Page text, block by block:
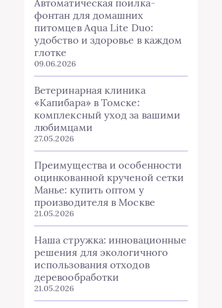
Автоматическая поилка-
фонтан для домашних
питомцев Aqua Lite Duo:
удобство и здоровье в каждом
глотке
09.06.2026
Ветеринарная клиника
«Капибара» в Томске:
комплексный уход за вашими
любимцами
27.05.2026
Преимущества и особенности
оцинкованной крученой сетки
Манье: купить оптом у
производителя в Москве
21.05.2026
Наша стружка: инновационные
решения для экологичного
использования отходов
деревообработки
21.05.2026